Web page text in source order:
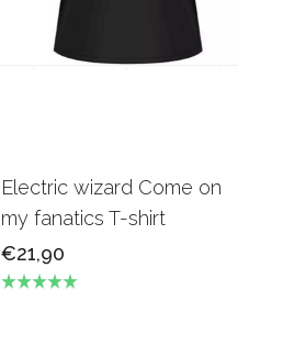
Electric wizard Come on
my fanatics T-shirt
€21,90